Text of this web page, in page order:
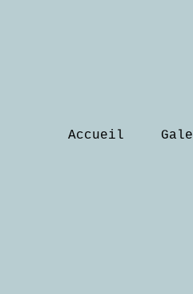
Accueil